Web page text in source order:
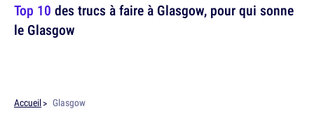
Top 10 des trucs à faire à Glasgow, pour qui sonne
le Glasgow
Accueil Glasgow